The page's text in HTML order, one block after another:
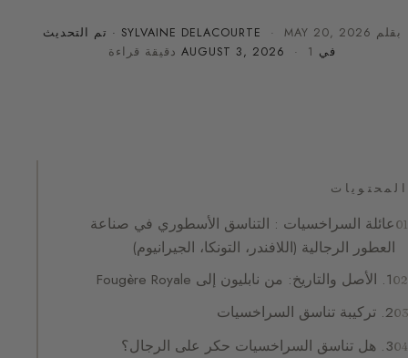
بقلم SYLVAINE DELACOURTE ·MAY 20, 2026
· تم التحديث
في
AUGUST 3, 2026 · 1 دقيقة قراءة
المحتويات
عائلة السراخسيات : التناسق الأسطوري في صناعة
العطور الرجالية (اللافندر، التونكا، الجيرانيوم)
1. الأصل والتاريخ: من نابليون إلى Fougère Royale
2. تركيبة تناسق السراخسيات
3. هل تناسق السراخسيات حكر على الرجال؟